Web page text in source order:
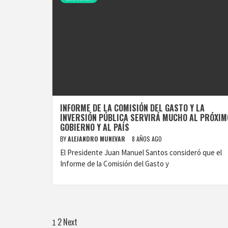
INFORME DE LA COMISIÓN DEL GASTO Y LA
INVERSIÓN PÚBLICA SERVIRÁ MUCHO AL
GOBIERNO Y AL PAÍS
BYALEJANDRO MUNEVAR 8 AÑOS AGO
El Presidente Juan Manuel Santos consideró que el
Informe de la Comisión del Gasto y
1 2Next